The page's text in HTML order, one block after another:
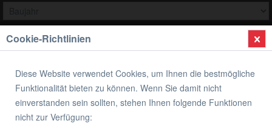
Auswählen
Übersicht Tuning / Motor
Healtech Auspuffklappen Servo
Eliminator ESE-H02
Cookie-Richtlinien
Diese Website verwendet Cookies, um Ihnen die bestmögliche
Funktionalität bieten zu können. Wenn Sie damit nicht
einverstanden sein sollten, stehen Ihnen folgende Funktionen
nicht zur Verfügung: